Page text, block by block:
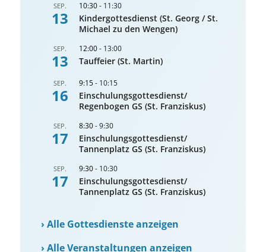
SEP.
13
10:30- 11:30
Kindergottesdienst (St. Georg / St.
Michael zu den Wengen)
SEP.
13
12:00- 13:00
Tauffeier (St. Martin)
SEP.
16
9:15- 10:15
Einschulungsgottesdienst/
Regenbogen GS (St. Franziskus)
SEP.
17
8:30-9:30
Einschulungsgottesdienst/
Tannenplatz GS (St. Franziskus)
SEP.
17
9:30- 10:30
Einschulungsgottesdienst/
Tannenplatz GS (St. Franziskus)
›Alle Gottesdienste anzeigen
›Alle Veranstaltungen anzeigen